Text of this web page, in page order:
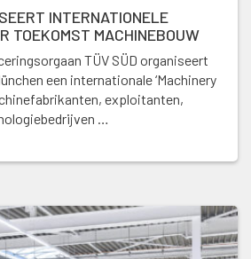
INTERNATIONELE
TOEKOMST MACHINEBOUW
TÜV SÜD organiseert
een internationale ‘Machinery
exploitanten,
…